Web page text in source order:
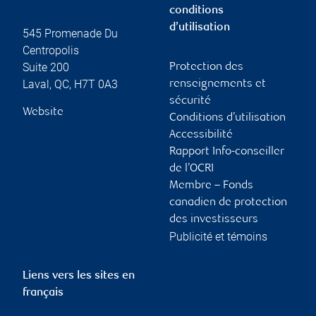
545 Promenade Du
Centropolis
Suite 200
Laval , QC, H7T 0A3
Website
conditions
d’utilisation
Protection des
renseignements et
sécurité
Conditions d’utilisation
Accessibilité
Rapport Info-conseiller
de l’OCRI
Membre – Fonds
canadien de protection
des investisseurs
Publicité et témoins
Liens vers les sites en
français